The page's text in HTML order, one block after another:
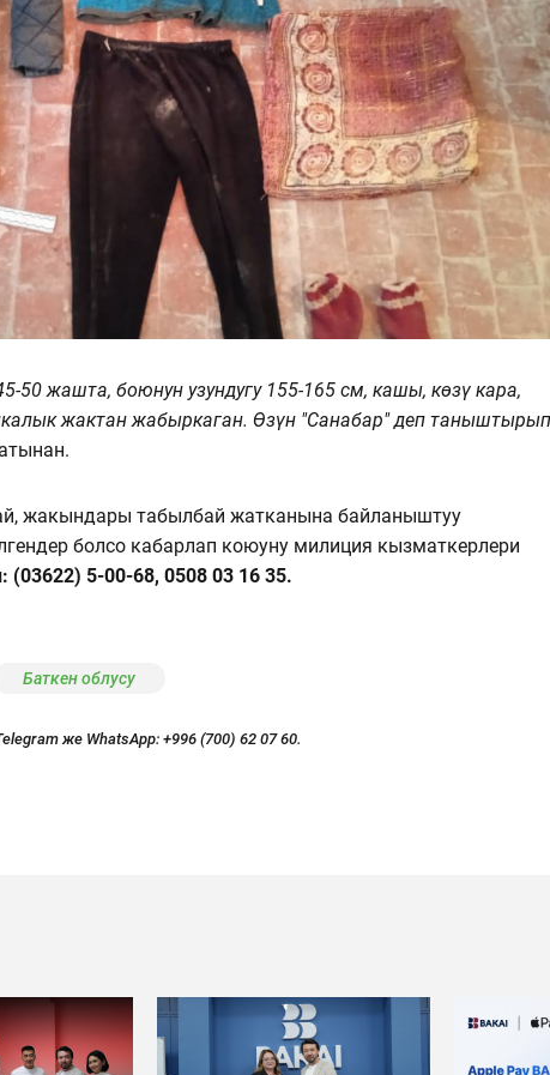
50 жашта, боюнун узундугу 155-165 см, кашы, көзү кара,
жактан жабыркаган. Өзүн "Санабар" деп таныштырып
жакындары табылбай жатканына байланыштуу
болсо кабарлап коюуну милиция кызматкерлери
5-00-68, 0508 03 16 35.
Баткен облусу
же WhatsApp: +996 (700) 62 07 60.